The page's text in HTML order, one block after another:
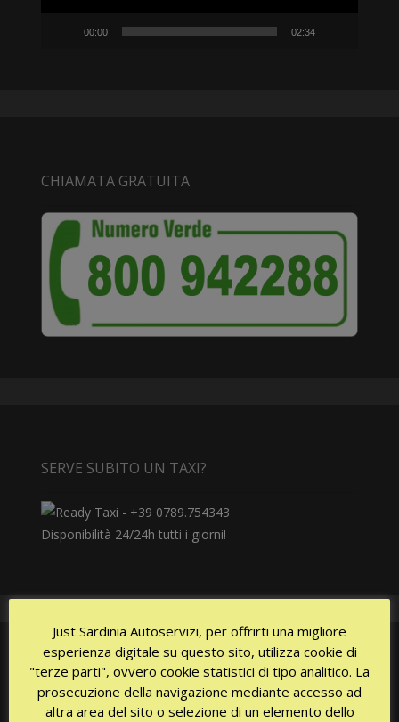
00:00 02:34
CHIAMATA GRATUITA
SERVE SUBITO UN TAXI?
Disponibilità 24/24h tutti i giorni!
CERTIFICAZIONI
Just Sardinia Autoservizi, per offrirti una migliore
esperienza digitale su questo sito, utilizza cookie di
"terze parti", ovvero cookie statistici di tipo analitico. La
prosecuzione della navigazione mediante accesso ad
altra area del sito o selezione di un elemento dello